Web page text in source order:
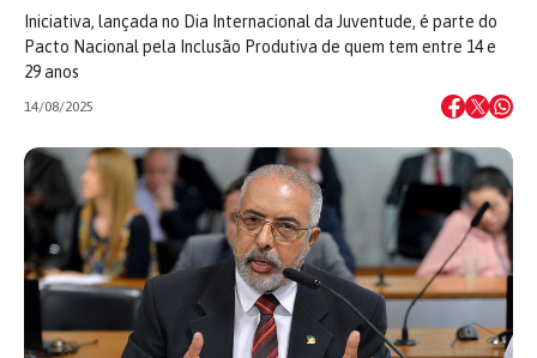
Iniciativa, lançada no Dia Internacional da Juventude, é parte do
Pacto Nacional pela Inclusão Produtiva de quem tem entre 14 e
29 anos
14/08/2025